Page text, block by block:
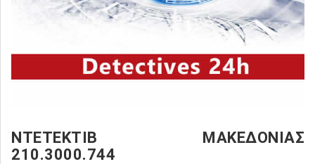
ΝΤΕΤΕΚΤΙΒ ΜΑΚΕΔΟΝΙΑΣ
210.3000.744